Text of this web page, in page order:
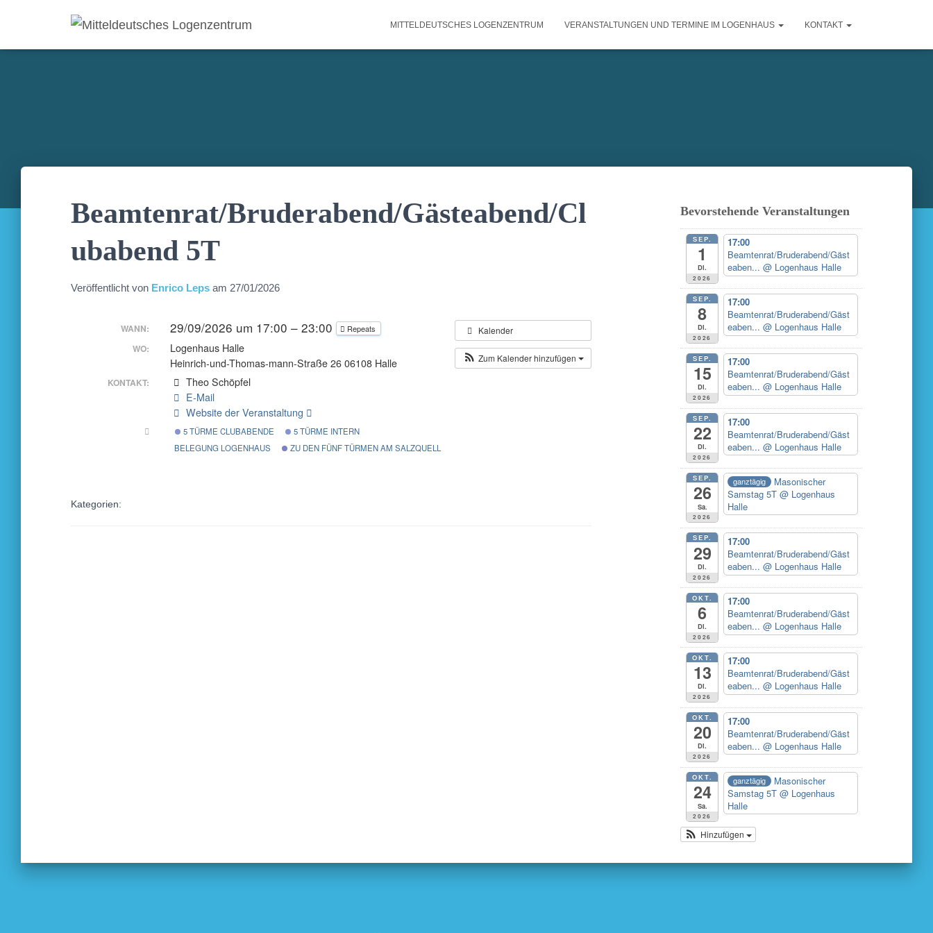
MITTELDEUTSCHES LOGENZENTRUM VERANSTALTUNGEN UND TERMINE IM LOGENHAUS KONTAKT
Beamtenrat/Bruderabend/Gästeabend/Cl
ubabend 5T
Veröffentlicht von Enrico Leps am 27/01/2026
Kalender
Zum Kalender hinzufügen
WANN: 29/09/2026 um 17:00 – 23:00 Repeats
WO:
Logenhaus Halle
Heinrich-und-Thomas-mann-Straße 26 06108 Halle
KONTAKT:
Theo Schöpfel
E-Mail
Website der Veranstaltung
5 TÜRME CLUBABENDE
5 TÜRME INTERN
BELEGUNG LOGENHAUS
ZU DEN FÜNF TÜRMEN AM SALZQUELL
Kategorien:
Bevorstehende Veranstaltungen
SEP.
1
Di.
2026
17:00
Beamtenrat/Bruderabend/Gäst
eaben...@ Logenhaus Halle
SEP.
8
Di.
2026
17:00
Beamtenrat/Bruderabend/Gäst
eaben...@ Logenhaus Halle
SEP.
15
Di.
2026
17:00
Beamtenrat/Bruderabend/Gäst
eaben...@ Logenhaus Halle
SEP.
22
Di.
2026
17:00
Beamtenrat/Bruderabend/Gäst
eaben...@ Logenhaus Halle
SEP.
26
Sa.
2026
ganztägig
Masonischer
Samstag 5T@ Logenhaus
Halle
SEP.
29
Di.
2026
17:00
Beamtenrat/Bruderabend/Gäst
eaben...@ Logenhaus Halle
OKT.
6
Di.
2026
17:00
Beamtenrat/Bruderabend/Gäst
eaben...@ Logenhaus Halle
OKT.
13
Di.
2026
17:00
Beamtenrat/Bruderabend/Gäst
eaben...@ Logenhaus Halle
OKT.
20
Di.
2026
17:00
Beamtenrat/Bruderabend/Gäst
eaben...@ Logenhaus Halle
OKT.
24
Sa.
2026
ganztägig
Masonischer
Samstag 5T@ Logenhaus
Halle
Hinzufügen